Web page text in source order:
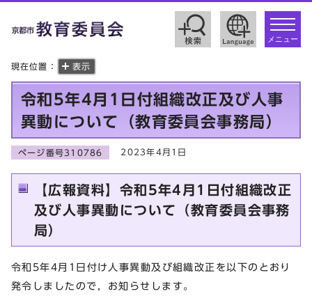
toggle
メニュー
現在位置： 表示
令和5年4月1日付組織改正及び人事
異動について（教育委員会事務局）
ページ番号310786 2023年4月1日
【広報資料】令和5年4月1日付組織改正
及び人事異動について（教育委員会事務
局）
令和5年4月1日付け人事異動及び組織改正を以下のとおり
発令しましたので，お知らせします。